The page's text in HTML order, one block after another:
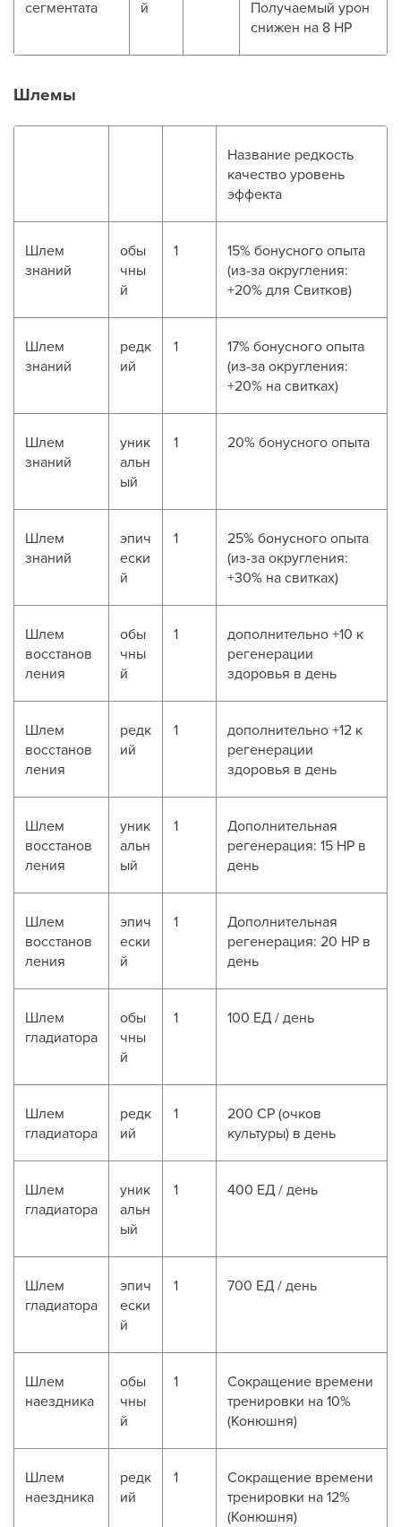
сегментата й
Получаемый урон
снижен на 8 HP
Шлемы
Название редкость
качество уровень
эффекта
Шлем
знаний
обы
чны
й
1
15% бонусного опыта
(из-за округления:
+20% для Свитков)
Шлем
знаний
редк
ий
1
17% бонусного опыта
(из-за округления:
+20% на свитках)
Шлем
знаний
уник
альн
ый
1 20% бонусного опыта
Шлем
знаний
эпич
ески
й
1
25% бонусного опыта
(из-за округления:
+30% на свитках)
Шлем
восстанов
ления
обы
чны
й
1
дополнительно +10 к
регенерации
здоровья в день
Шлем
восстанов
ления
редк
ий
1
дополнительно +12 к
регенерации
здоровья в день
Шлем
восстанов
ления
уник
альн
ый
1
Дополнительная
регенерация: 15 HP в
день
Шлем
восстанов
ления
эпич
ески
й
1
Дополнительная
регенерация: 20 HP в
день
Шлем
гладиатора
обы
чны
й
1 100 ЕД / день
Шлем
гладиатора
редк
ий
1
200 CP (очков
культуры) в день
Шлем
гладиатора
уник
альн
ый
1 400 ЕД / день
Шлем
гладиатора
эпич
ески
й
1 700 ЕД / день
Шлем
наездника
обы
чны
й
1
Сокращение времени
тренировки на 10%
(Конюшня)
Шлем
наездника
редк
ий
1
Сокращение времени
тренировки на 12%
(Конюшня)